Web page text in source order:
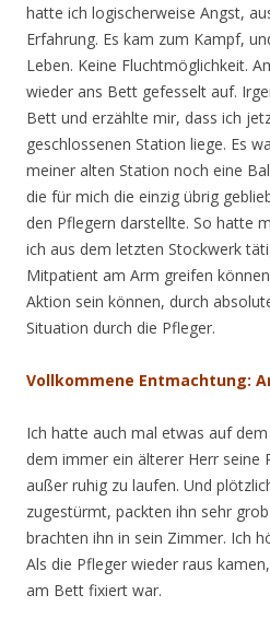
hatte ich logischerweise Angst,
Erfahrung. Es kam zum Kampf,
Leben. Keine Fluchtmöglichkeit.
wieder ans Bett gefesselt auf.
Bett und erzählte mir, dass ich
geschlossenen Station liege. Es
meiner alten Station noch eine
die für mich die einzig übrig
den Pflegern darstellte. So hatte
ich aus dem letzten Stockwerk
Mitpatient am Arm greifen
Aktion sein können, durch
Situation durch die Pfleger.
Vollkommene Entmachtung:
Ich hatte auch mal etwas auf
dem immer ein älterer Herr seine
außer ruhig zu laufen. Und
zugestürmt, packten ihn sehr
brachten ihn in sein Zimmer. Ich
Als die Pfleger wieder raus
am Bett fixiert war.